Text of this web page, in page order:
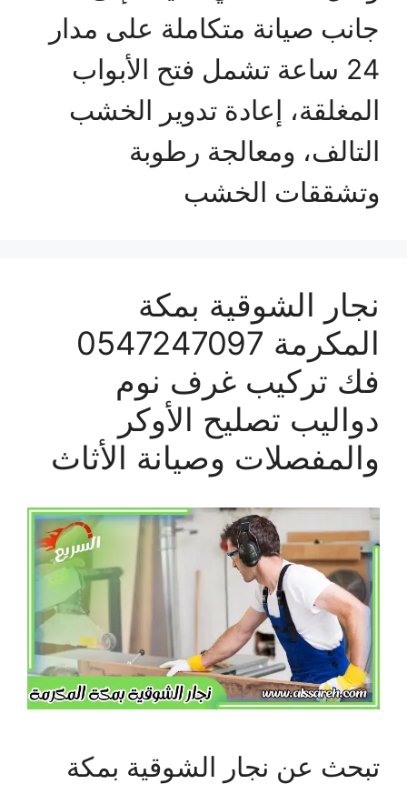
جانب صيانة متكاملة على مدار
24 ساعة تشمل فتح الأبواب
المغلقة، إعادة تدوير الخشب
التالف، ومعالجة رطوبة
وتشققات الخشب
نجار الشوقية بمكة
المكرمة 0547247097
فك تركيب غرف نوم
دواليب تصليح الأوكر
والمفصلات وصيانة الأثاث
تبحث عن نجار الشوقية بمكة